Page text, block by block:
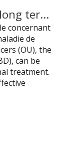
Article publié : Efficacité à long terme de l’ustekinumab dans la maladie de Behçet.
concernant
de
(OU), the
can be
treatment.